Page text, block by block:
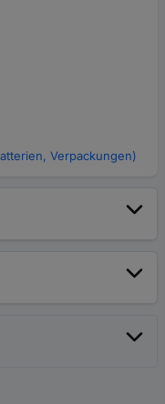
Verpackungen)